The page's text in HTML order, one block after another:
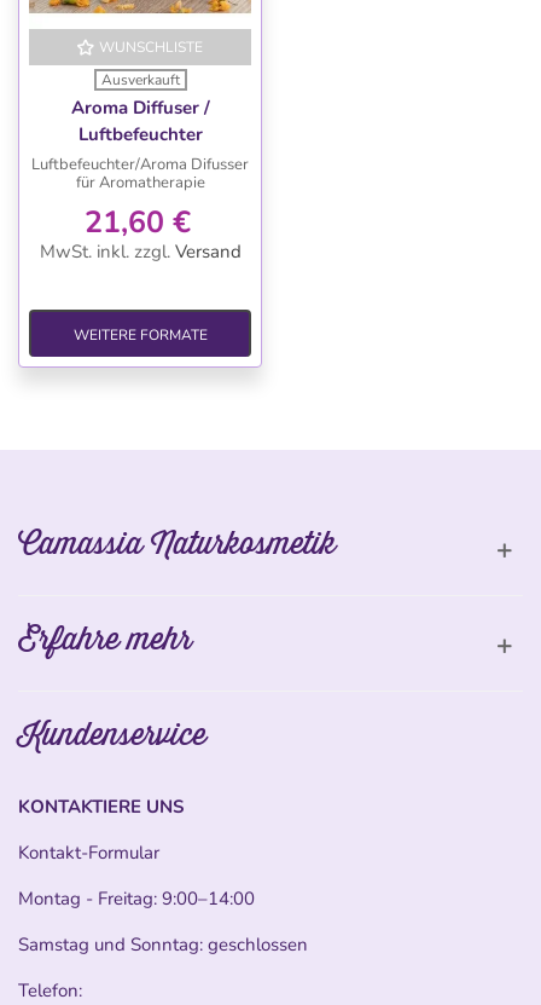
WUNSCHLISTE
Ausverkauft
Aroma Diffuser /
Luftbefeuchter
Luftbefeuchter/Aroma Difusser
für Aromatherapie
21,60 €
MwSt. inkl. zzgl. Versand
WEITERE FORMATE
Camassia Naturkosmetik
Erfahre mehr
Kundenservice
KONTAKTIERE UNS
Kontakt-Formular
Montag - Freitag: 9:00–14:00
Samstag und Sonntag: geschlossen
Telefon: